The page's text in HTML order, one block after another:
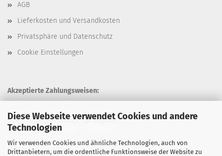
Diese Webseite verwendet Cookies und andere
Technologien
Wir verwenden Cookies und ähnliche Technologien, auch von
Drittanbietern, um die ordentliche Funktionsweise der Website zu
AGB
Lieferkosten und Versandkosten
Privatsphäre und Datenschutz
Cookie Einstellungen
Akzeptierte Zahlungsweisen:
Unsere Versandarten: